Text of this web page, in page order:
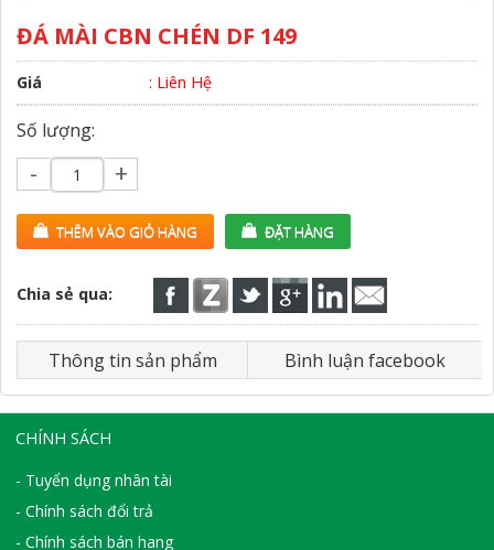
ĐÁ MÀI CBN CHÉN DF 149
Giá : Liên Hệ
Số lượng:
- +
THÊM VÀO GIỎ HÀNG ĐẶT HÀNG
Chia sẻ qua:
Thông tin sản phẩm Bình luận facebook
CHÍNH SÁCH
- Tuyển dụng nhân tài
- Chính sách đổi trả
- Chính sách bán hang